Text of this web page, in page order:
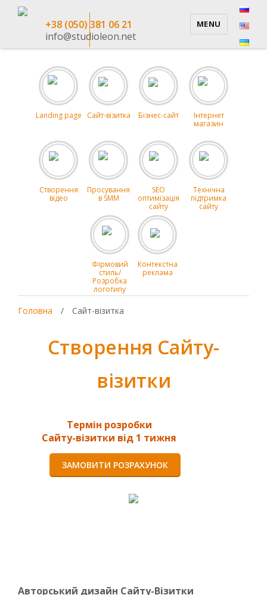
+38 (050) 381 06 21
info@studioleon.net
MENU
Landing page Сайт-візитка Бізнес-сайт
Інтернет
магазин
Створення
відео
Просування
в SMM
SEO
оптимізація
сайту
Технічна
підтримка
сайту
Фірмовий
стиль/
Розробка
логотипу
Контекстна
реклама
Головна / Сайт-візитка
Створення Сайту-
візитки
Термін розробки
Сайту-візитки від 1 тижня
ЗАМОВИТИ РОЗРАХУНОК
Авторський дизайн Сайту-Візитки